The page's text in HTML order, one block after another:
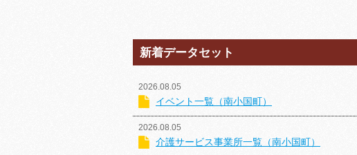
新着データセット
2026.08.05
イベント一覧（南小国町）
2026.08.05
介護サービス事業所一覧（南小国町）